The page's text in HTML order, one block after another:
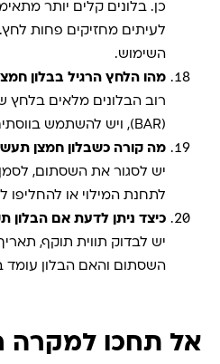
כן. בלונים קלים יותר
לעיתים מחזיקים פחות
השימוש.
מהו הלחץ הרגיל בבלון
(BAR), ויש להשתמש בווסתים תקניים לשחרור מדורג.
מה קורה כשבלון חמצן
יש לסגור את השסתום, לסמן
לתחנת המילוי או להחליפו
כיצד ניתן לדעת אם הבלון
יש לבדוק תווית תוקף,
השסתום והאם הבלון עומד
אל תחכו למקרה